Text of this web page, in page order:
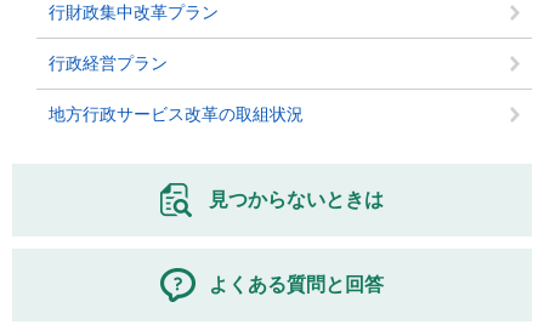
行財政集中改革プラン
行政経営プラン
地方行政サービス改革の取組状況
見つからないときは
よくある質問と回答